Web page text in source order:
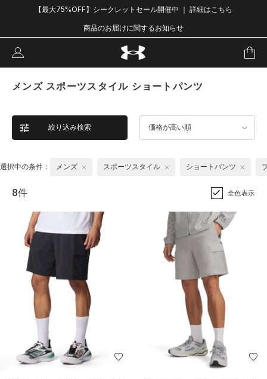
【最大75%OFF】シークレットセール開催中 ｜ 詳細はこちら
商品のお届けに関するお知らせ
メンズ スポーツスタイル ショートパンツ
絞り込み検索 価格が高い順
選択中の条件： メンズ スポーツスタイル ショートパンツ
8件 全色表示